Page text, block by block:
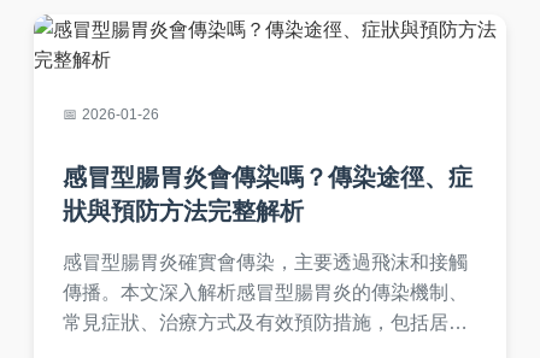
2026-01-26
感冒型腸胃炎會傳染嗎？傳染途徑、症
狀與預防方法完整解析
感冒型腸胃炎確實會傳染，主要透過飛沫和接觸
傳播。本文深入解析感冒型腸胃炎的傳染機制、
常見症狀、治療方式及有效預防措施，包括居家